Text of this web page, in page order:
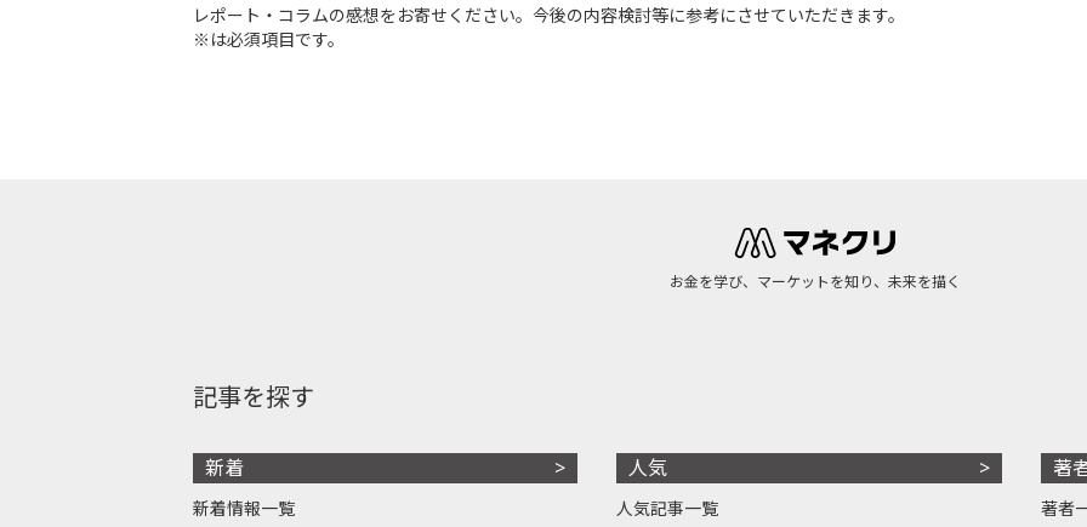
レポート・コラムの感想をお寄せください。今後の内容検討等に参考にさせていただきます。
※は必須項目です。
お金を学び、マーケットを知り、未来を描く
記事を探す
新着
新着情報一覧
人気
人気記事一覧
著
著者